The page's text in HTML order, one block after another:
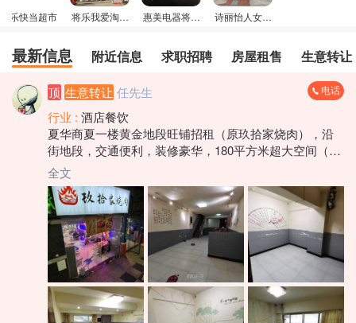
将乐快当超市
将乐我爱淘车
惠美电器将乐
诗丽怡人女子
最新信息 附近信息 求职招聘 房屋租售 生意转让
顶 生意转让 任先生 电话
行业 : 酒店餐饮
夏华商夏一楼黄金地段旺铺招租（原玖拾家烧肉），沿
街地段，交通便利，装修豪华，180平方米超大空间（二
楼设有两大两小共四个包间以及一个储物仓库）可用作
于餐饮小吃大排档，酒楼经营，茶馆酒庄等各种用途，
机会难得，先到先得，租金面谈
全文